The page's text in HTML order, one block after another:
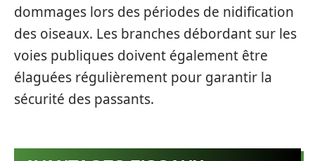
dommages lors des périodes de nidification
des oiseaux. Les branches débordant sur les
voies publiques doivent également être
élaguées régulièrement pour garantir la
sécurité des passants.